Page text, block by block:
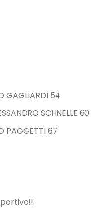
GAGLIARDI 54
SCHNELLE 60
PAGGETTI 67